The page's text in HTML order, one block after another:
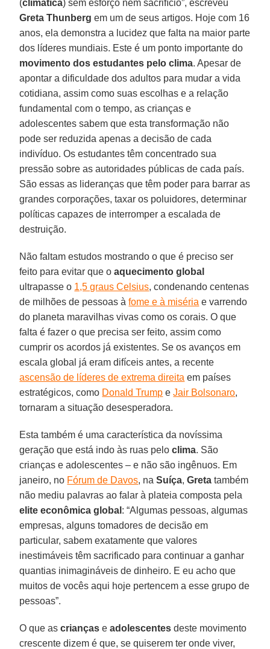
(climática) sem esforço nem sacrifício”, escreveu
Greta Thunberg em um de seus artigos. Hoje com 16
anos, ela demonstra a lucidez que falta na maior parte
dos líderes mundiais. Este é um ponto importante do
movimento dos estudantes pelo clima. Apesar de
apontar a dificuldade dos adultos para mudar a vida
cotidiana, assim como suas escolhas e a relação
fundamental com o tempo, as crianças e
adolescentes sabem que esta transformação não
pode ser reduzida apenas a decisão de cada
indivíduo. Os estudantes têm concentrado sua
pressão sobre as autoridades públicas de cada país.
São essas as lideranças que têm poder para barrar as
grandes corporações, taxar os poluidores, determinar
políticas capazes de interromper a escalada de
destruição.
Não faltam estudos mostrando o que é preciso ser
feito para evitar que oaquecimento global
ultrapasse o 1,5 graus Celsius, condenando centenas
de milhões de pessoas àfome e à miséria e varrendo
do planeta maravilhas vivas como os corais. O que
falta é fazer o que precisa ser feito, assim como
cumprir os acordos já existentes. Se os avanços em
escala global já eram difíceis antes, a recente
ascensão de líderes de extrema direita em países
estratégicos, como Donald Trump eJair Bolsonaro,
tornaram a situação desesperadora.
Esta também é uma característica da novíssima
geração que está indo às ruas peloclima. São
crianças e adolescentes – e não são ingênuos. Em
janeiro, no Fórum de Davos, naSuíça,Greta também
não mediu palavras ao falar à plateia composta pela
elite econômica global : “Algumas pessoas, algumas
empresas, alguns tomadores de decisão em
particular, sabem exatamente que valores
inestimáveis têm sacrificado para continuar a ganhar
quantias inimagináveis de dinheiro. E eu acho que
muitos de vocês aqui hoje pertencem a esse grupo de
pessoas”.
O que ascrianças e adolescentes deste movimento
crescente dizem é que, se quiserem ter onde viver,